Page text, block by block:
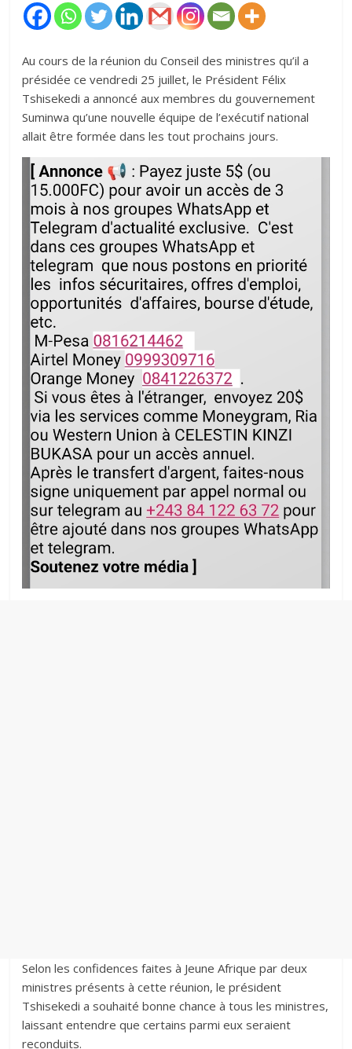
‎Au cours de la réunion du Conseil des ministres qu’il a
présidée ce vendredi 25 juillet, le Président Félix
Tshisekedi a annoncé aux membres du gouvernement
Suminwa qu’une nouvelle équipe de l’exécutif national
allait être formée dans les tout prochains jours.
Selon les confidences faites à Jeune Afrique par deux
ministres présents à cette réunion, le président
Tshisekedi a souhaité bonne chance à tous les ministres,
laissant entendre que certains parmi eux seraient
reconduits.